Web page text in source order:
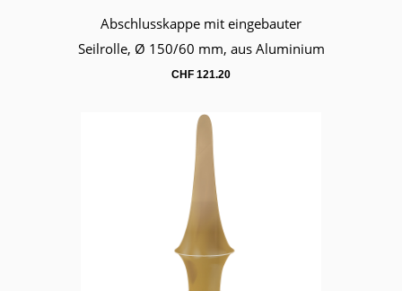
Warenkorb
Abschlusskappe mit eingebauter
Seilrolle, Ø 150/60 mm, aus Aluminium
CHF 121.20